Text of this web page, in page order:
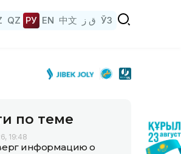
QZ РУ EN 中文 ق ز ЎЗ
по теме
19:48
информацию о